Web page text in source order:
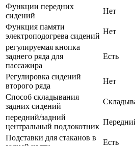
Функции передних
сидений
Нет
Функция памяти
электроподогрева сидений
Нет
регулируемая кнопка
заднего ряда для
пассажира
Есть
Регулировка сидений
второго ряда
Нет
Способ складывания
задних сидений
передний/задний
центральный подлокотник
Подставки для стаканов в
Есть